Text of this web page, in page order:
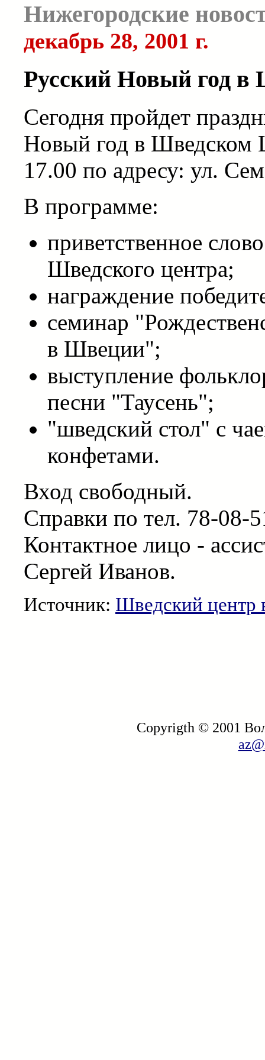
Нижегородские
декабрь 28, 2001 г.
Русский Новый год в
Сегодня пройдет
Новый год в Шведском
17.00 по адресу: ул.
В программе:
приветственное
Шведского центра;
награждение
семинар
в Швеции";
выступление
песни "Таусень";
"шведский стол" с
конфетами.
Вход свободный.
Справки по тел. 78-08-
Контактное лицо -
Сергей Иванов.
Источник: Шведский центр
Copyrigth © 2001